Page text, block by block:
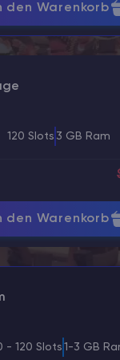
den Warenkorb
120 Slots 3 GB Ram
den Warenkorb
- 120 Slots 1-3 GB